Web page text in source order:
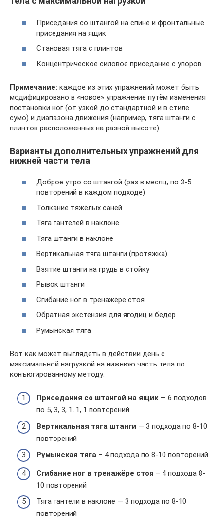
Приседания со штангой на спине и фронтальные
приседания на ящик
Становая тяга с плинтов
Концентрическое силовое приседание с упоров
Примечание: каждое из этих упражнений может быть
модифицировано в «новое» упражнение путём изменения
постановки ног (от узкой до стандартной и в стиле
сумо) и диапазона движения (например, тяга штанги с
плинтов расположенных на разной высоте).
Варианты дополнительных упражнений для
нижней части тела
Доброе утро со штангой (раз в месяц, по 3-5
повторений в каждом подходе)
Толкание тяжёлых саней
Тяга гантелей в наклоне
Тяга штанги в наклоне
Вертикальная тяга штанги (протяжка)
Взятие штанги на грудь в стойку
Рывок штанги
Сгибание ног в тренажёре стоя
Обратная экстензия для ягодиц и бедер
Румынская тяга
Вот как может выглядеть в действии день с
максимальной нагрузкой на нижнюю часть тела по
конъюгированному методу:
Приседания со штангой на ящик— 6 подходов
по 5, 3, 3, 1, 1, 1 повторений
Вертикальная тяга штанги — 3 подхода по 8-10
повторений
Румынская тяга – 4 подхода по 8-10 повторений
Сгибание ног в тренажёре стоя – 4 подхода 8-
10 повторений
Тяга гантели в наклоне — 3 подхода по 8-10
повторений